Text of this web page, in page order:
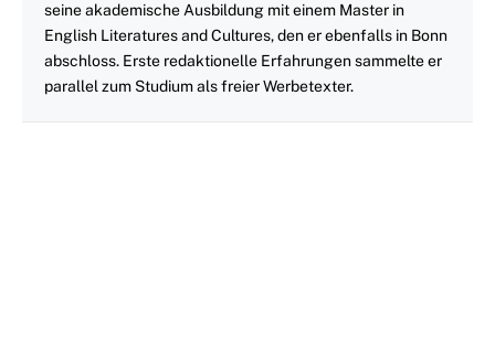
seine akademische Ausbildung mit einem Master in
English Literatures and Cultures, den er ebenfalls in Bonn
abschloss. Erste redaktionelle Erfahrungen sammelte er
parallel zum Studium als freier Werbetexter.